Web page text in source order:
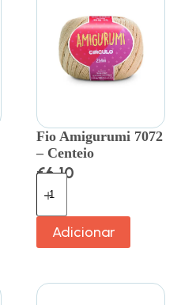
Fio Amigurumi 7072
– Centeio
€6.10
Adicionar